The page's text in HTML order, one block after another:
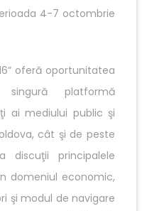
4-7 octombrie
oferă oportunitatea
platformă
ai mediului public şi
cât şi de peste
principalele
domeniul economic,
şi modul de navigare